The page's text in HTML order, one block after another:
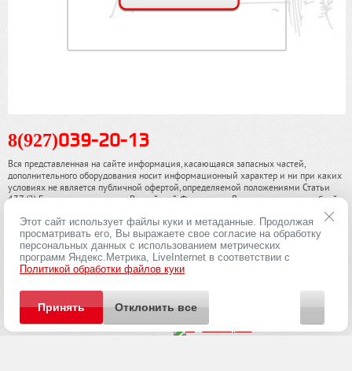
8(927)039-20-13
Вся представленная на сайте информация, касающаяся запасных частей,
дополнительного оборудования носит информационный характер и ни при каких
условиях не является публичной офертой, определяемой положениями Статьи
437 (2) Гражданского кодекса Российской Федерации. Для получения подробной
информации, пожалуйста, обращайтесь к нашим специалистам. чинамобил.рф ©
2013-2026. Все права охраняются законом.
Политика конфиденциальности
Этот сайт использует файлы куки и метаданные. Продолжая
просматривать его, Вы выражаете свое согласие на обработку
персональных данных с использованием метрических
программ Яндекс.Метрика, LiveInternet в соответствии с
Политикой обработки файлов куки
Принять Отклонить все